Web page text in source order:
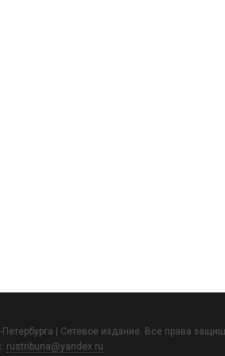
Петербурга | Сетевое издание. Все права
rustribuna@yandex.ru